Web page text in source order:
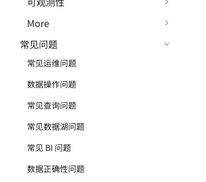
More
常见问题
常见运维问题
数据操作问题
常见查询问题
常见数据湖问题
常见 BI 问题
数据正确性问题